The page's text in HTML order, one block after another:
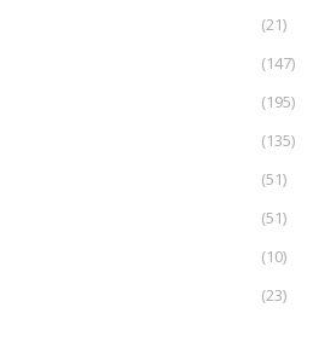
(21)
(147)
(195)
(135)
(51)
(51)
(10)
(23)